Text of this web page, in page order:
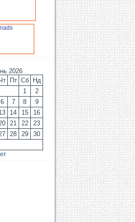
2026
Пт Сб
Нд
1
2
6 7 8
9
14 15
16
21 22
23
28 29
30